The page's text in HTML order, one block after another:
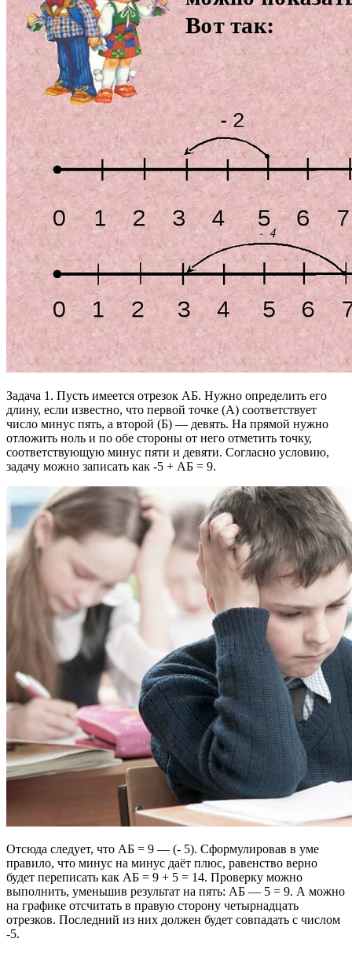
Задача 1. Пусть имеется отрезок АБ. Нужно определить его
длину, если известно, что первой точке (А) соответствует
число минус пять, а второй (Б) — девять. На прямой нужно
отложить ноль и по обе стороны от него отметить точку,
соответствующую минус пяти и девяти. Согласно условию,
задачу можно записать как -5 + АБ = 9.
Отсюда следует, что АБ = 9 — (- 5). Сформулировав в уме
правило, что минус на минус даёт плюс, равенство верно
будет переписать как АБ = 9 + 5 = 14. Проверку можно
выполнить, уменьшив результат на пять: АБ — 5 = 9. А можно
на графике отсчитать в правую сторону четырнадцать
отрезков. Последний из них должен будет совпадать с числом
-5.